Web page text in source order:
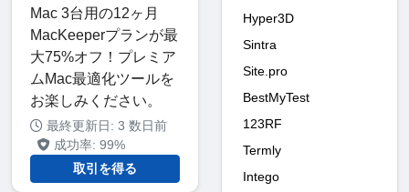
Mac 3台用の12ヶ月
MacKeeperプランが最
大75%オフ！プレミア
ムMac最適化ツールを
お楽しみください。
最終更新日: 3 数日前
成功率: 99%
取引を得る
Hyper3D
Sintra
Site.pro
BestMyTest
123RF
Termly
Intego